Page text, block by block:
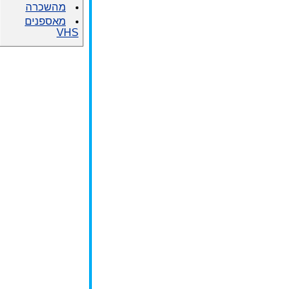
מהשכרה
מאספנים
VHS